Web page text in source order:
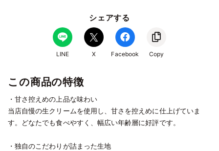
シェアする
LINE X Facebook Copy
この商品の特徴
・甘さ控えめの上品な味わい
当店自慢の生クリームを使用し、甘さを控えめに仕上げていま
す。どなたでも食べやすく、幅広い年齢層に好評です。
・独自のこだわりが詰まった生地